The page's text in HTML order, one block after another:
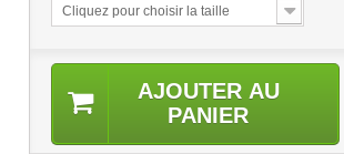
Cliquez pour choisir la taille
AJOUTER AU
PANIER